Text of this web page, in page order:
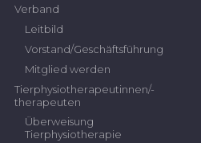
Verband
Leitbild
Vorstand/Geschäftsführung
Mitglied werden
Tierphysiotherapeutinnen/-
therapeuten
Überweisung
Tierphysiotherapie